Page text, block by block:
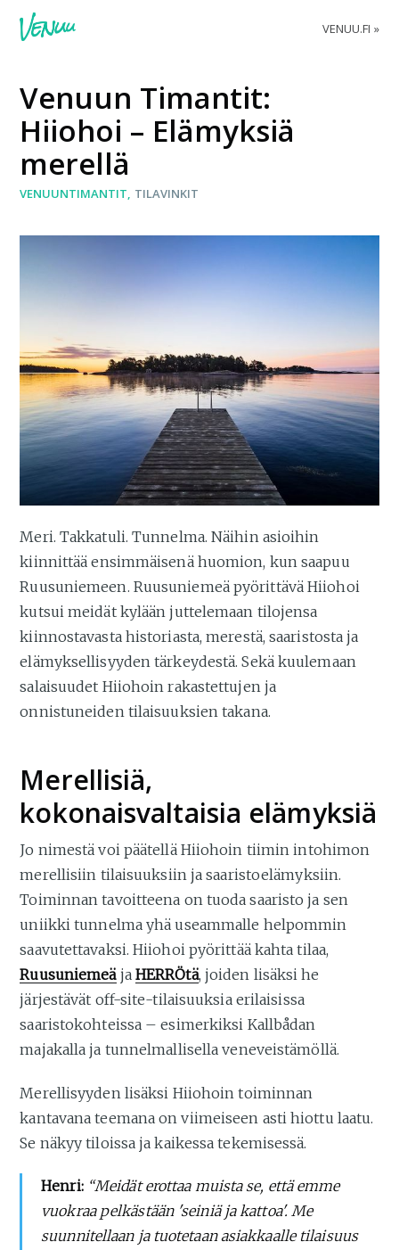
VENUU.FI
Venuun Timantit:
Hiiohoi – Elämyksiä
merellä
VENUUNTIMANTIT TILAVINKIT
Meri. Takkatuli. Tunnelma. Näihin asioihin
kiinnittää ensimmäisenä huomion, kun saapuu
Ruusuniemeen. Ruusuniemeä pyörittävä Hiiohoi
kutsui meidät kylään juttelemaan tilojensa
kiinnostavasta historiasta, merestä, saaristosta ja
elämyksellisyyden tärkeydestä. Sekä kuulemaan
salaisuudet Hiiohoin rakastettujen ja
onnistuneiden tilaisuuksien takana.
Merellisiä,
kokonaisvaltaisia elämyksiä
Jo nimestä voi päätellä Hiiohoin tiimin intohimon
merellisiin tilaisuuksiin ja saaristoelämyksiin.
Toiminnan tavoitteena on tuoda saaristo ja sen
uniikki tunnelma yhä useammalle helpommin
saavutettavaksi. Hiiohoi pyörittää kahta tilaa,
Ruusuniemeäja HERRÖtä, joiden lisäksi he
järjestävät off-site-tilaisuuksia erilaisissa
saaristokohteissa – esimerkiksi Kallbådan
majakalla ja tunnelmallisella veneveistämöllä.
Merellisyyden lisäksi Hiiohoin toiminnan
kantavana teemana on viimeiseen asti hiottu laatu.
Se näkyy tiloissa ja kaikessa tekemisessä.
Henri: “Meidät erottaa muista se, että emme
vuokraa pelkästään 'seiniä ja kattoa'. Me
suunnitellaan ja tuotetaan asiakkaalle tilaisuus